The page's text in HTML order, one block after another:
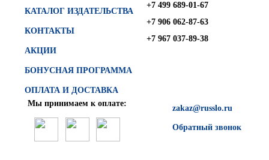
КАТАЛОГ ИЗДАТЕЛЬСТВА
КОНТАКТЫ
АКЦИИ
БОНУСНАЯ ПРОГРАММА
ОПЛАТА И ДОСТАВКА
+7 499 689-01-67
+7 906 062-87-63
+7 967 037-89-38
zakaz@russlo.ru
Обратный звонок
Мы принимаем к оплате: